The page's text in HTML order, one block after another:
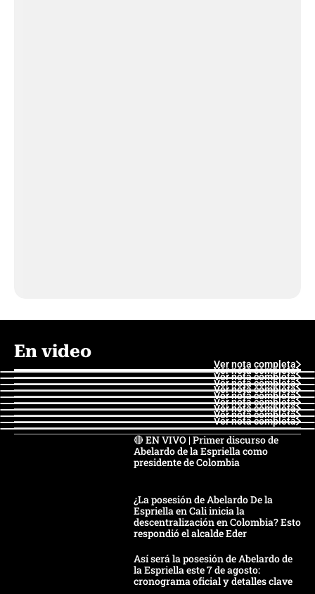
En video
Ver nota completa
Ver nota completa
Ver nota completa
Ver nota completa
Ver nota completa
Ver nota completa
Ver nota completa
Ver nota completa
Ver nota completa
Ver nota completa
🔴 EN VIVO | Primer discurso de
Abelardo de la Espriella como
presidente de Colombia
¿La posesión de Abelardo De la
Espriella en Cali inicia la
descentralización en Colombia? Esto
respondió el alcalde Eder
Así será la posesión de Abelardo de
la Espriella este 7 de agosto:
cronograma oficial y detalles clave